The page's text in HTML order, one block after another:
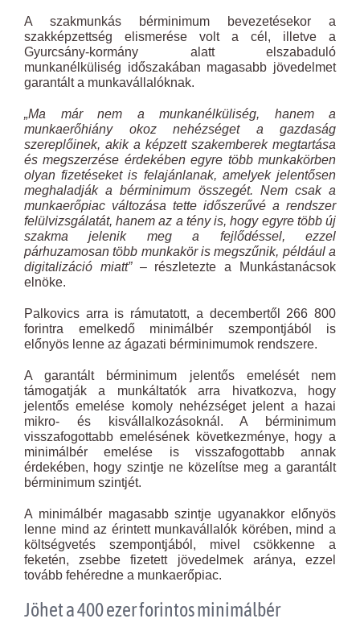
A szakmunkás bérminimum bevezetésekor a
szakképzettség elismerése volt a cél, illetve a
Gyurcsány-kormány alatt elszabaduló
munkanélküliség időszakában magasabb jövedelmet
garantált a munkavállalóknak.
„Ma már nem a munkanélküliség, hanem a
munkaerőhiány okoz nehézséget a gazdaság
szereplőinek, akik a képzett szakemberek megtartása
és megszerzése érdekében egyre több munkakörben
olyan fizetéseket is felajánlanak, amelyek jelentősen
meghaladják a bérminimum összegét. Nem csak a
munkaerőpiac változása tette időszerűvé a rendszer
felülvizsgálatát, hanem az a tény is, hogy egyre több új
szakma jelenik meg a fejlődéssel, ezzel
párhuzamosan több munkakör is megszűnik, például a
digitalizáció miatt”– részletezte a Munkástanácsok
elnöke.
Palkovics arra is rámutatott, a decembertől 266 800
forintra emelkedő minimálbér szempontjából is
előnyös lenne az ágazati bérminimumok rendszere.
A garantált bérminimum jelentős emelését nem
támogatják a munkáltatók arra hivatkozva, hogy
jelentős emelése komoly nehézséget jelent a hazai
mikro- és kisvállalkozásoknál. A bérminimum
visszafogottabb emelésének következménye, hogy a
minimálbér emelése is visszafogottabb annak
érdekében, hogy szintje ne közelítse meg a garantált
bérminimum szintjét.
A minimálbér magasabb szintje ugyanakkor előnyös
lenne mind az érintett munkavállalók körében, mind a
költségvetés szempontjából, mivel csökkenne a
feketén, zsebbe fizetett jövedelmek aránya, ezzel
tovább fehéredne a munkaerőpiac.
Jöhet a 400 ezer forintos minimálbér